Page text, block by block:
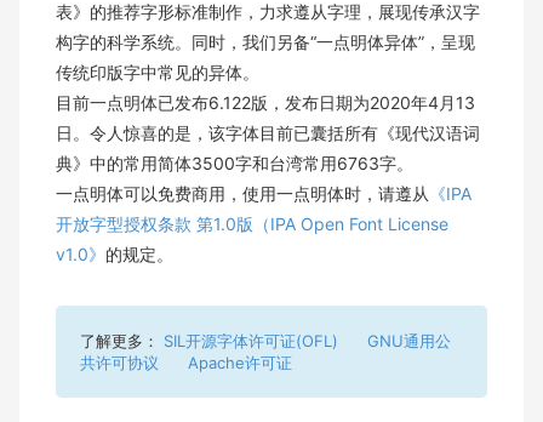
表》的推荐字形标准制作，力求遵从字理，展现传承汉字
构字的科学系统。同时，我们另备“一点明体异体”，呈现
传统印版字中常见的异体。
目前一点明体已发布6.122版，发布日期为2020年4月13
日。令人惊喜的是，该字体目前已囊括所有《现代汉语词
典》中的常用简体3500字和台湾常用6763字。
一点明体可以免费商用，使用一点明体时，请遵从 《IPA
开放字型授权条款 第1.0版（IPA Open Font License
v1.0》 的规定。
了解更多： SIL开源字体许可证(OFL)
GNU通用公
共许可协议
Apache许可证